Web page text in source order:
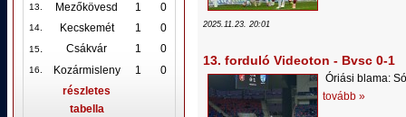
13. Mezőkövesd 1 0
14. Kecskemét 1 0
15. Csákvár 1 0
16. Kozármisleny 1
0
részletes
tabella
2025.11.23. 20:01
13. forduló Videoton - Bvsc 0-1
Óriási blama:
tovább »